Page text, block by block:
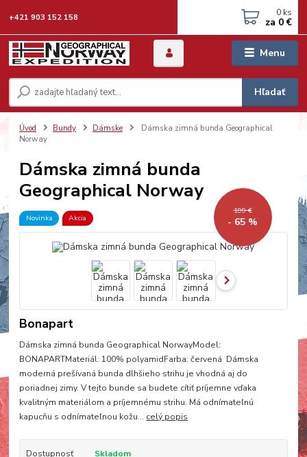
Menu
Hľadať
+421 903 152 158 0 ks
za 0 €
Úvod Bundy Dámske
Dámska zimná bunda Geographical
Norway
Dámska zimná bunda
Geographical Norway
Novinka Akcia
199 €
- 65 %
Bonapart
Dámska zimná bunda Geographical NorwayModel:
BONAPARTMateriál: 100% polyamidFarba: červená Dámska
moderná prešívaná bunda dlhšieho strihu je vhodná aj do
poriadnej zimy. V tejto bunde sa budete cítiť príjemne vďaka
kvalitným materiálom a príjemnému strihu. Má odnímateľnú
kapucňu s odnímateľnou kožu... celý popis
Dostupnosť
Skladom